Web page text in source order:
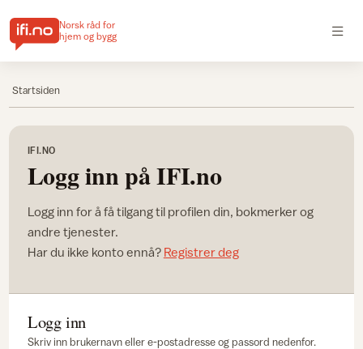
Norsk råd for
hjem og bygg
Startsiden
IFI.NO
Logg inn på IFI.no
Logg inn for å få tilgang til profilen din, bokmerker og
andre tjenester.
Har du ikke konto ennå? Registrer deg
Logg inn
Skriv inn brukernavn eller e-postadresse og passord nedenfor.